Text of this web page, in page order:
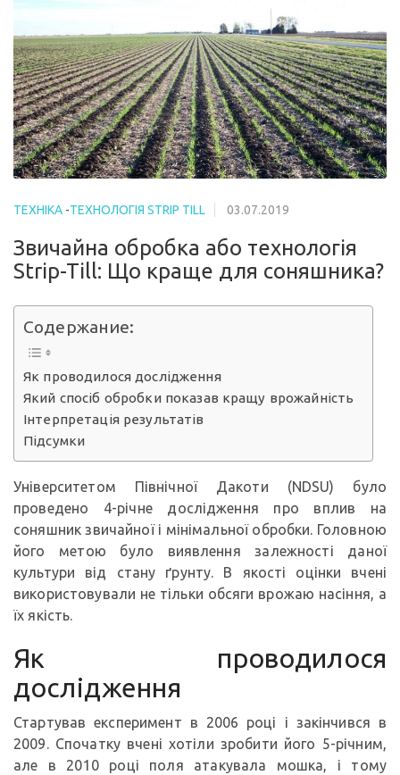
ТЕХНІКА -ТЕХНОЛОГІЯ STRIP TILL 03.07.2019
Звичайна обробка або технологія
Strip-Till: Що краще для соняшника?
Содержание:
Як проводилося дослідження
Який спосіб обробки показав кращу врожайність
Інтерпретація результатів
Підсумки
Університетом Північної Дакоти (NDSU) було
проведено 4-річне дослідження про вплив на
соняшник звичайної і мінімальної обробки. Головною
його метою було виявлення залежності даної
культури від стану ґрунту. В якості оцінки вчені
використовували не тільки обсяги врожаю насіння, а
їх якість.
Як проводилося
дослідження
Стартував експеримент в 2006 році і закінчився в
2009. Спочатку вчені хотіли зробити його 5-річним,
але в 2010 році поля атакувала мошка, і тому